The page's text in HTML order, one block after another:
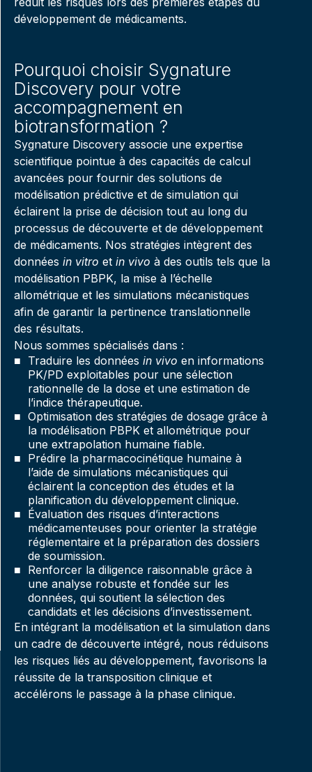
développement de médicaments.
Pourquoi choisir Sygnature
Discovery pour votre
accompagnement en
biotransformation ?
Sygnature Discovery associe une expertise
scientifique pointue à des capacités de calcul
avancées pour fournir des solutions de
modélisation prédictive et de simulation qui
éclairent la prise de décision tout au long du
processus de découverte et de développement
de médicaments. Nos stratégies intègrent des
données in vitro et in vivo à des outils tels que la
modélisation PBPK, la mise à l’échelle
allométrique et les simulations mécanistiques
afin de garantir la pertinence translationnelle
des résultats.
Nous sommes spécialisés dans :
Traduire les données in vivo en informations
PK/PD exploitables pour une sélection
rationnelle de la dose et une estimation de
l’indice thérapeutique.
Optimisation des stratégies de dosage grâce à
la modélisation PBPK et allométrique pour
une extrapolation humaine fiable.
Prédire la pharmacocinétique humaine à
l’aide de simulations mécanistiques qui
éclairent la conception des études et la
planification du développement clinique.
Évaluation des risques d’interactions
médicamenteuses pour orienter la stratégie
réglementaire et la préparation des dossiers
de soumission.
Renforcer la diligence raisonnable grâce à
une analyse robuste et fondée sur les
données, qui soutient la sélection des
candidats et les décisions d’investissement.
En intégrant la modélisation et la simulation dans
un cadre de découverte intégré, nous réduisons
les risques liés au développement, favorisons la
réussite de la transposition clinique et
accélérons le passage à la phase clinique.